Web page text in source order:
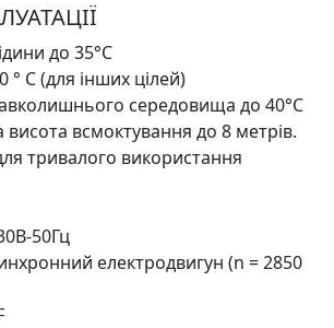
до 35°С
​​° C (для інших цілей)
середовища до 40°С
всмоктування до 8 метрів.
тривалого використання
50Гц
електродвигун (n = 2850